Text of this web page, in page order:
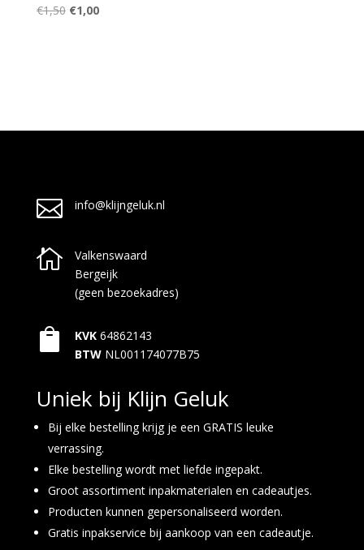
€1,50 Oorspronkelijke
€1,00Huidige
 info@klijngeluk.nl

Valkenswaard
Bergeijk
(geen bezoekadres)
 KVK 64862143
BTW NL001174077B75
Uniek bij Klijn Geluk
Bij elke bestelling krijg je een GRATIS leuke
verrassing.
Elke bestelling wordt met liefde ingepakt.
Groot assortiment inpakmaterialen en cadeautjes.
Producten kunnen gepersonaliseerd worden.
Gratis inpakservice bij aankoop van een cadeautje.